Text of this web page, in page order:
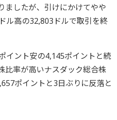
ましたが、引けにかけてやや
ル高の32,803ドルで取引を終
イント安の4,145ポイントと続
比率が高いナスダック総合株
ポイントと3日ぶりに反落と